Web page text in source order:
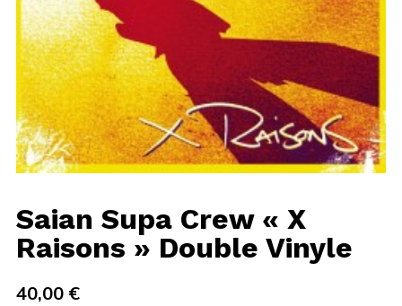
Saian Supa Crew « X
Raisons » Double Vinyle
40,00 €